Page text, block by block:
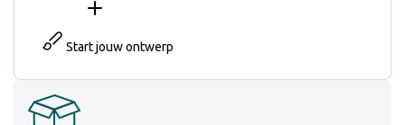
Start jouw ontwerp